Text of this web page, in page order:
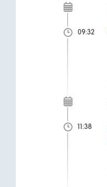
09:32
11:38